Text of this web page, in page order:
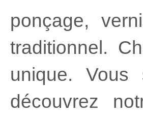
ponçage,
traditionnel.
unique. Vous
découvrez